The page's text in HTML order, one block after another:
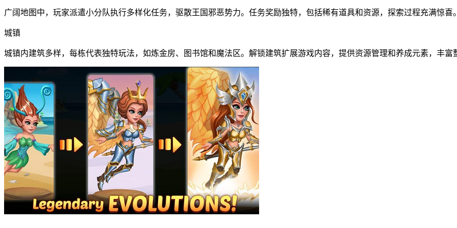
广阔地图中，玩家派遣小分队执行多样化任务，驱散王国邪恶势力。任务奖励独特，包括稀有道具和资源，探索过程充满惊喜。
城镇
城镇内建筑多样，每栋代表独特玩法，如炼金房、图书馆和魔法区。解锁建筑扩展游戏内容，提供资源管理和养成元素，丰富